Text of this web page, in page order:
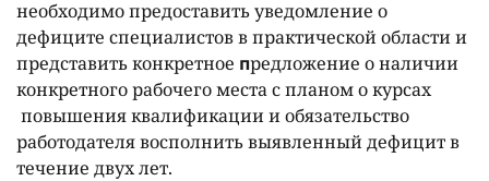
необходимо предоставить уведомление о
дефиците специалистов в практической области и
представить конкретное предложение о наличии
конкретного рабочего места с планом о курсах
повышения квалификации и обязательство
работодателя восполнить выявленный дефицит в
течение двух лет.